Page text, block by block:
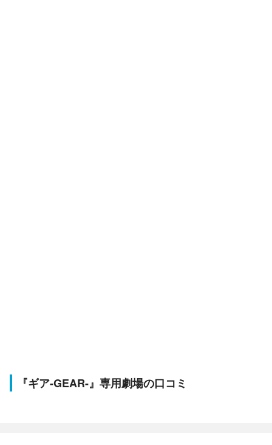
『ギア-GEAR-』専用劇場の口コミ